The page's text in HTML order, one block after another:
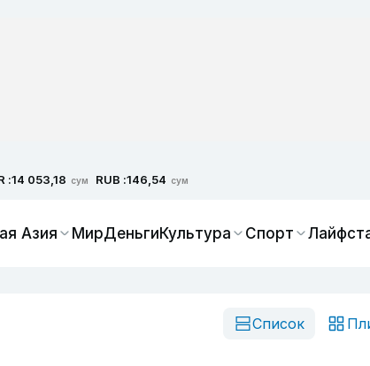
:14 053,18 сум RUB :146,54 сум
Азия МирДеньгиКультура Спорт
Список